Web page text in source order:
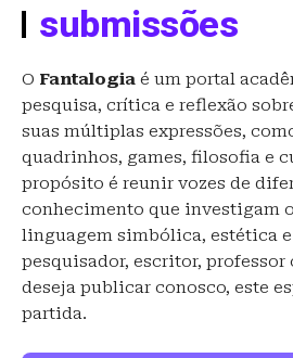
submissões
O Fantalogia é um portal
pesquisa, crítica e reflexão
suas múltiplas expressões,
quadrinhos, games, filosofia e
propósito é reunir vozes de
conhecimento que investigam
linguagem simbólica, estética
pesquisador, escritor, professor
deseja publicar conosco, este
partida.